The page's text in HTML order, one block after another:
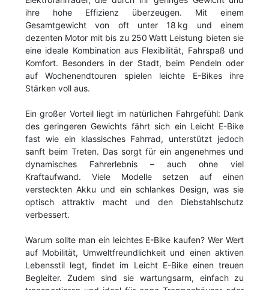
ihre hohe Effizienz überzeugen. Mit einem
Gesamtgewicht von oft unter 18 kg und einem
dezenten Motor mit bis zu 250 Watt Leistung bieten sie
eine ideale Kombination aus Flexibilität, Fahrspaß und
Komfort. Besonders in der Stadt, beim Pendeln oder
auf Wochenendtouren spielen leichte E-Bikes ihre
Stärken voll aus.
Ein großer Vorteil liegt im natürlichen Fahrgefühl: Dank
des geringeren Gewichts fährt sich ein Leicht E-Bike
fast wie ein klassisches Fahrrad, unterstützt jedoch
sanft beim Treten. Das sorgt für ein angenehmes und
dynamisches Fahrerlebnis – auch ohne viel
Kraftaufwand. Viele Modelle setzen auf einen
versteckten Akku und ein schlankes Design, was sie
optisch attraktiv macht und den Diebstahlschutz
verbessert.
Warum sollte man ein leichtes E-Bike kaufen? Wer Wert
auf Mobilität, Umweltfreundlichkeit und einen aktiven
Lebensstil legt, findet im Leicht E-Bike einen treuen
Begleiter. Zudem sind sie wartungsarm, einfach zu